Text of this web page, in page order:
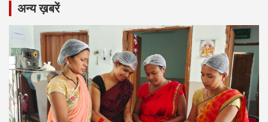
अन्य ख़बरें